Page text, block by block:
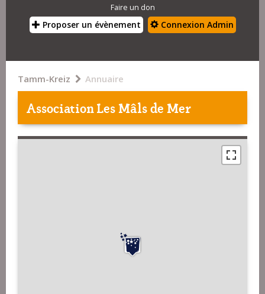
Faire un don
Proposer un évènement Connexion Admin
Tamm-Kreiz Annuaire
Association Les Mâls de Mer